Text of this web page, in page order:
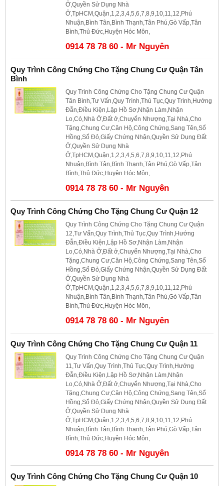
Ở,Quyền Sử Dụng Nhà
Ở,TpHCM,Quận,1,2,3,4,5,6,7,8,9,10,11,12,Phú
Nhuận,Bình Tân,Bình Thạnh,Tân Phú,Gò Vấp,Tân
Bình,Thủ Đức,Huyện Hóc Môn,
0914 78 78 60 - Mr Nguyên
Quy Trình Công Chứng Cho Tặng Chung Cư Quận Tân
Bình
Quy Trình Công Chứng Cho Tặng Chung Cư Quận
Tân Bình,Tư Vấn,Quy Trình,Thủ Tục,Quy Trình,Hướng
Đẫn,Điều Kiện,Lập Hồ Sơ,Nhận Làm,Nhận
Lo,Có,Nhà Ở,Đất ở,Chuyển Nhượng,Tại Nhà,Cho
Tặng,Chung Cư,Căn Hộ,Công Chứng,Sang Tên,Sổ
Hồng,Sổ Đỏ,Giấy Chứng Nhận,Quyền Sử Dụng Đất
Ở,Quyền Sử Dụng Nhà
Ở,TpHCM,Quận,1,2,3,4,5,6,7,8,9,10,11,12,Phú
Nhuận,Bình Tân,Bình Thạnh,Tân Phú,Gò Vấp,Tân
Bình,Thủ Đức,Huyện Hóc Môn,
0914 78 78 60 - Mr Nguyên
Quy Trình Công Chứng Cho Tặng Chung Cư Quận 12
Quy Trình Công Chứng Cho Tặng Chung Cư Quận
12,Tư Vấn,Quy Trình,Thủ Tục,Quy Trình,Hướng
Đẫn,Điều Kiện,Lập Hồ Sơ,Nhận Làm,Nhận
Lo,Có,Nhà Ở,Đất ở,Chuyển Nhượng,Tại Nhà,Cho
Tặng,Chung Cư,Căn Hộ,Công Chứng,Sang Tên,Sổ
Hồng,Sổ Đỏ,Giấy Chứng Nhận,Quyền Sử Dụng Đất
Ở,Quyền Sử Dụng Nhà
Ở,TpHCM,Quận,1,2,3,4,5,6,7,8,9,10,11,12,Phú
Nhuận,Bình Tân,Bình Thạnh,Tân Phú,Gò Vấp,Tân
Bình,Thủ Đức,Huyện Hóc Môn,
0914 78 78 60 - Mr Nguyên
Quy Trình Công Chứng Cho Tặng Chung Cư Quận 11
Quy Trình Công Chứng Cho Tặng Chung Cư Quận
11,Tư Vấn,Quy Trình,Thủ Tục,Quy Trình,Hướng
Đẫn,Điều Kiện,Lập Hồ Sơ,Nhận Làm,Nhận
Lo,Có,Nhà Ở,Đất ở,Chuyển Nhượng,Tại Nhà,Cho
Tặng,Chung Cư,Căn Hộ,Công Chứng,Sang Tên,Sổ
Hồng,Sổ Đỏ,Giấy Chứng Nhận,Quyền Sử Dụng Đất
Ở,Quyền Sử Dụng Nhà
Ở,TpHCM,Quận,1,2,3,4,5,6,7,8,9,10,11,12,Phú
Nhuận,Bình Tân,Bình Thạnh,Tân Phú,Gò Vấp,Tân
Bình,Thủ Đức,Huyện Hóc Môn,
0914 78 78 60 - Mr Nguyên
Quy Trình Công Chứng Cho Tặng Chung Cư Quận 10